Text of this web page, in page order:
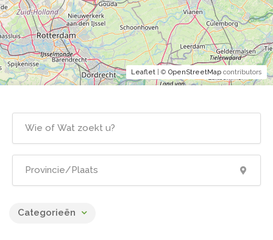
Categorieën
Leaflet | © OpenStreetMap contributors